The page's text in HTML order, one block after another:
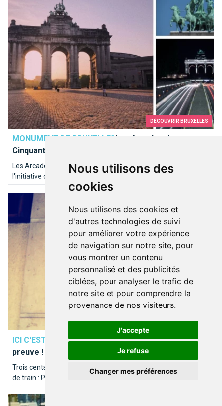
Nous utilisons des
cookies
Nous utilisons des cookies et
d'autres technologies de suivi
pour améliorer votre expérience
de navigation sur notre site, pour
vous montrer un contenu
personnalisé et des publicités
ciblées, pour analyser le trafic de
notre site et pour comprendre la
provenance de nos visiteurs.
J'accepte
Je refuse
Changer mes préférences
DÉCOUVRIR BRUXELLES
MONUMENT DE BRUXELLESLes Arcades du
Cinquantenaire
Les Arcades du Cinquantenaire sont un monument érigé à
l'initiative du roi Léopold II, en commémoration du
cinquantième anniversaire de l'indépendance de la Belgique en
1905.
DÉCOUVRIR BRUXELLES
ICI C'EST BRUXELLESParis, c’est Bruxelles : la
preuve !
Trois cents vingt kilomètres, 4 heures de voiture, 100 minutes
de train : Paris c’est la porte à côté ! Les capitales française et
belge partagent bien plus qu’une rivière homonyme. Itinéraire
en bord de Seine sur les traces de la Senne...
Paris, c’est Bruxelles : la preuve !
La Senne coule dans nos veines